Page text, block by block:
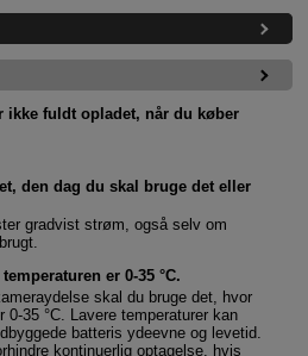
ikke fuldt opladet, når du køber
den dag du skal bruge det eller
gradvist strøm, også selv om
er 0-35 °C.
skal du bruge det, hvor
0-35 °C. Lavere temperaturer kan
batteris ydeevne og levetid.
kontinuerlig optagelse, hvis